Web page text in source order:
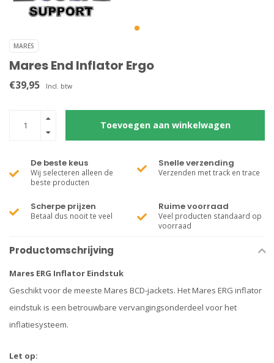
MARES
Mares End Inflator Ergo
€39,95 Incl. btw
Toevoegen aan winkelwagen
De beste keus
Wij selecteren alleen de
beste producten
Snelle verzending
Verzenden met track en trace
Scherpe prijzen
Betaal dus nooit te veel
Ruime voorraad
Veel producten standaard op
voorraad
Productomschrijving
Mares ERG Inflator Eindstuk
Geschikt voor de meeste Mares BCD-jackets. Het Mares ERG inflator
eindstuk is een betrouwbare vervangingsonderdeel voor het
inflatiesysteem.
Let op: